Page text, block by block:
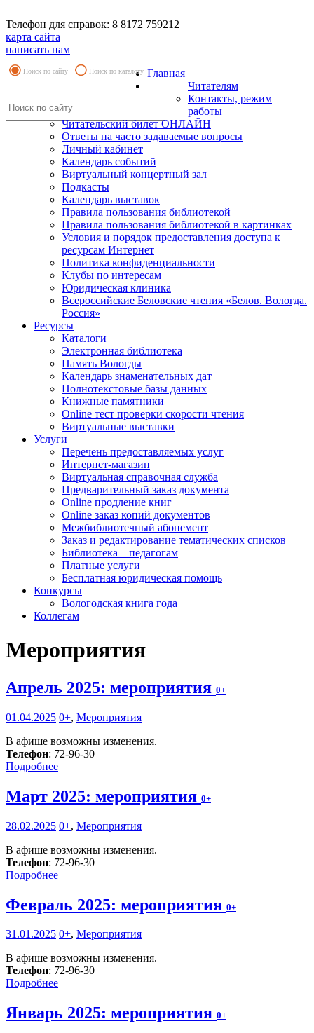
Телефон для справок: 8 8172 759212
карта сайта
написать нам
Поиск по сайту Поиск по каталогу Главная
Читателям
Контакты, режим
работы
Читательский билет ОНЛАЙН
Ответы на часто задаваемые вопросы
Личный кабинет
Календарь событий
Виртуальный концертный зал
Подкасты
Календарь выставок
Правила пользования библиотекой
Правила пользования библиотекой в картинках
Условия и порядок предоставления доступа к
ресурсам Интернет
Политика конфиденциальности
Клубы по интересам
Юридическая клиника
Всероссийские Беловские чтения «Белов. Вологда.
Россия»
Ресурсы
Каталоги
Электронная библиотека
Память Вологды
Календарь знаменательных дат
Полнотекстовые базы данных
Книжные памятники
Online тест проверки скорости чтения
Виртуальные выставки
Услуги
Перечень предоставляемых услуг
Интернет-магазин
Виртуальная справочная служба
Предварительный заказ документа
Online продление книг
Online заказ копий документов
Межбиблиотечный абонемент
Заказ и редактирование тематических списков
Библиотека – педагогам
Платные услуги
Бесплатная юридическая помощь
Конкурсы
Вологодская книга года
Коллегам
Мероприятия
Апрель 2025: мероприятия 0+
01.04.2025 0+, Мероприятия
В афише возможны изменения.
Телефон: 72-96-30
Подробнее
Март 2025: мероприятия 0+
28.02.2025 0+, Мероприятия
В афише возможны изменения.
Телефон: 72-96-30
Подробнее
Февраль 2025: мероприятия 0+
31.01.2025 0+, Мероприятия
В афише возможны изменения.
Телефон: 72-96-30
Подробнее
Январь 2025: мероприятия 0+